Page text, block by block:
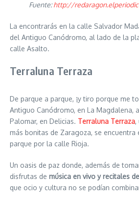
Fuente:http://
La encontrarás en la calle Salvador
del Antiguo Canódromo, al lado de la
calle Asalto.
Terraluna Terraza
De parque a parque, ¡y tiro porque me
Antiguo Canódromo, en La Magdalena,
Palomar, en Delicias. Terraluna Terraza,
más bonitas de Zaragoza, se encuentra
parque por la calle Rioja.
Un oasis de paz donde, además de
disfrutas de música en vivo y recitales
que ocio y cultura no se podían